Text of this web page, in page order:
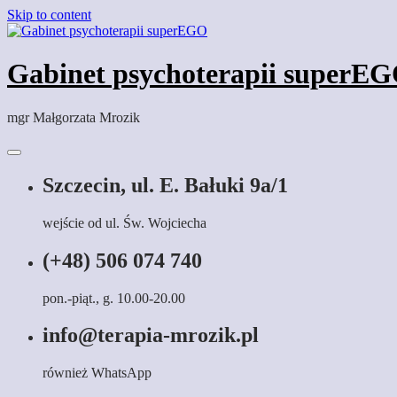
Skip to content
Gabinet psychoterapii
mgr Małgorzata Mrozik
Szczecin, ul. E. Bałuki 9a/1
wejście od ul. Św. Wojciecha
(+48) 506 074 740
pon.-piąt., g. 10.00-20.00
info@terapia-mrozik.pl
również WhatsApp